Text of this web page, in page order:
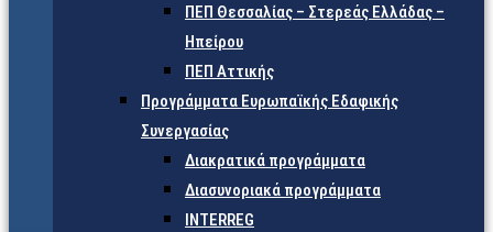
ΠΕΠ Θεσσαλίας – Στερεάς Ελλάδας –
Ηπείρου
ΠΕΠ Αττικής
Προγράμματα Ευρωπαϊκής Εδαφικής
Συνεργασίας
Διακρατικά προγράμματα
Διασυνοριακά προγράμματα
INTERREG